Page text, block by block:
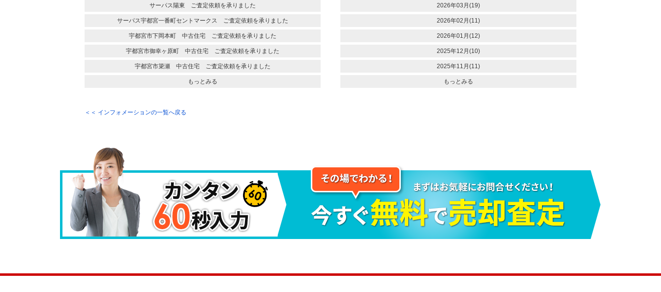
サーパス陽東 ご査定依頼を承りました
サーパス宇都宮一番町セントマークス ご査定依頼を承りました
宇都宮市下岡本町 中古住宅 ご査定依頼を承りました
宇都宮市御幸ヶ原町 中古住宅 ご査定依頼を承りました
宇都宮市簗瀬 中古住宅 ご査定依頼を承りました
もっとみる
2026年03月(19)
2026年02月(11)
2026年01月(12)
2025年12月(10)
2025年11月(11)
もっとみる
＜＜ インフォメーションの一覧へ戻る